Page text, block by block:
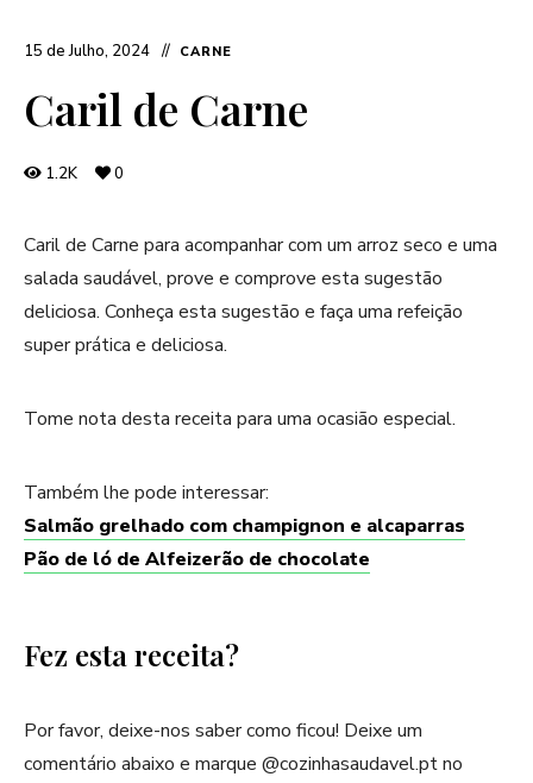
15 de Julho, 2024 CARNE
Caril de Carne
1.2K 0
Caril de Carne para acompanhar com um arroz seco e uma
salada saudável, prove e comprove esta sugestão
deliciosa. Conheça esta sugestão e faça uma refeição
super prática e deliciosa.
Tome nota desta receita para uma ocasião especial.
Também lhe pode interessar:
Salmão grelhado com champignon e alcaparras
Pão de ló de Alfeizerão de chocolate
Fez esta receita?
Por favor, deixe-nos saber como ficou! Deixe um
comentário abaixo e marque @cozinhasaudavel.pt no